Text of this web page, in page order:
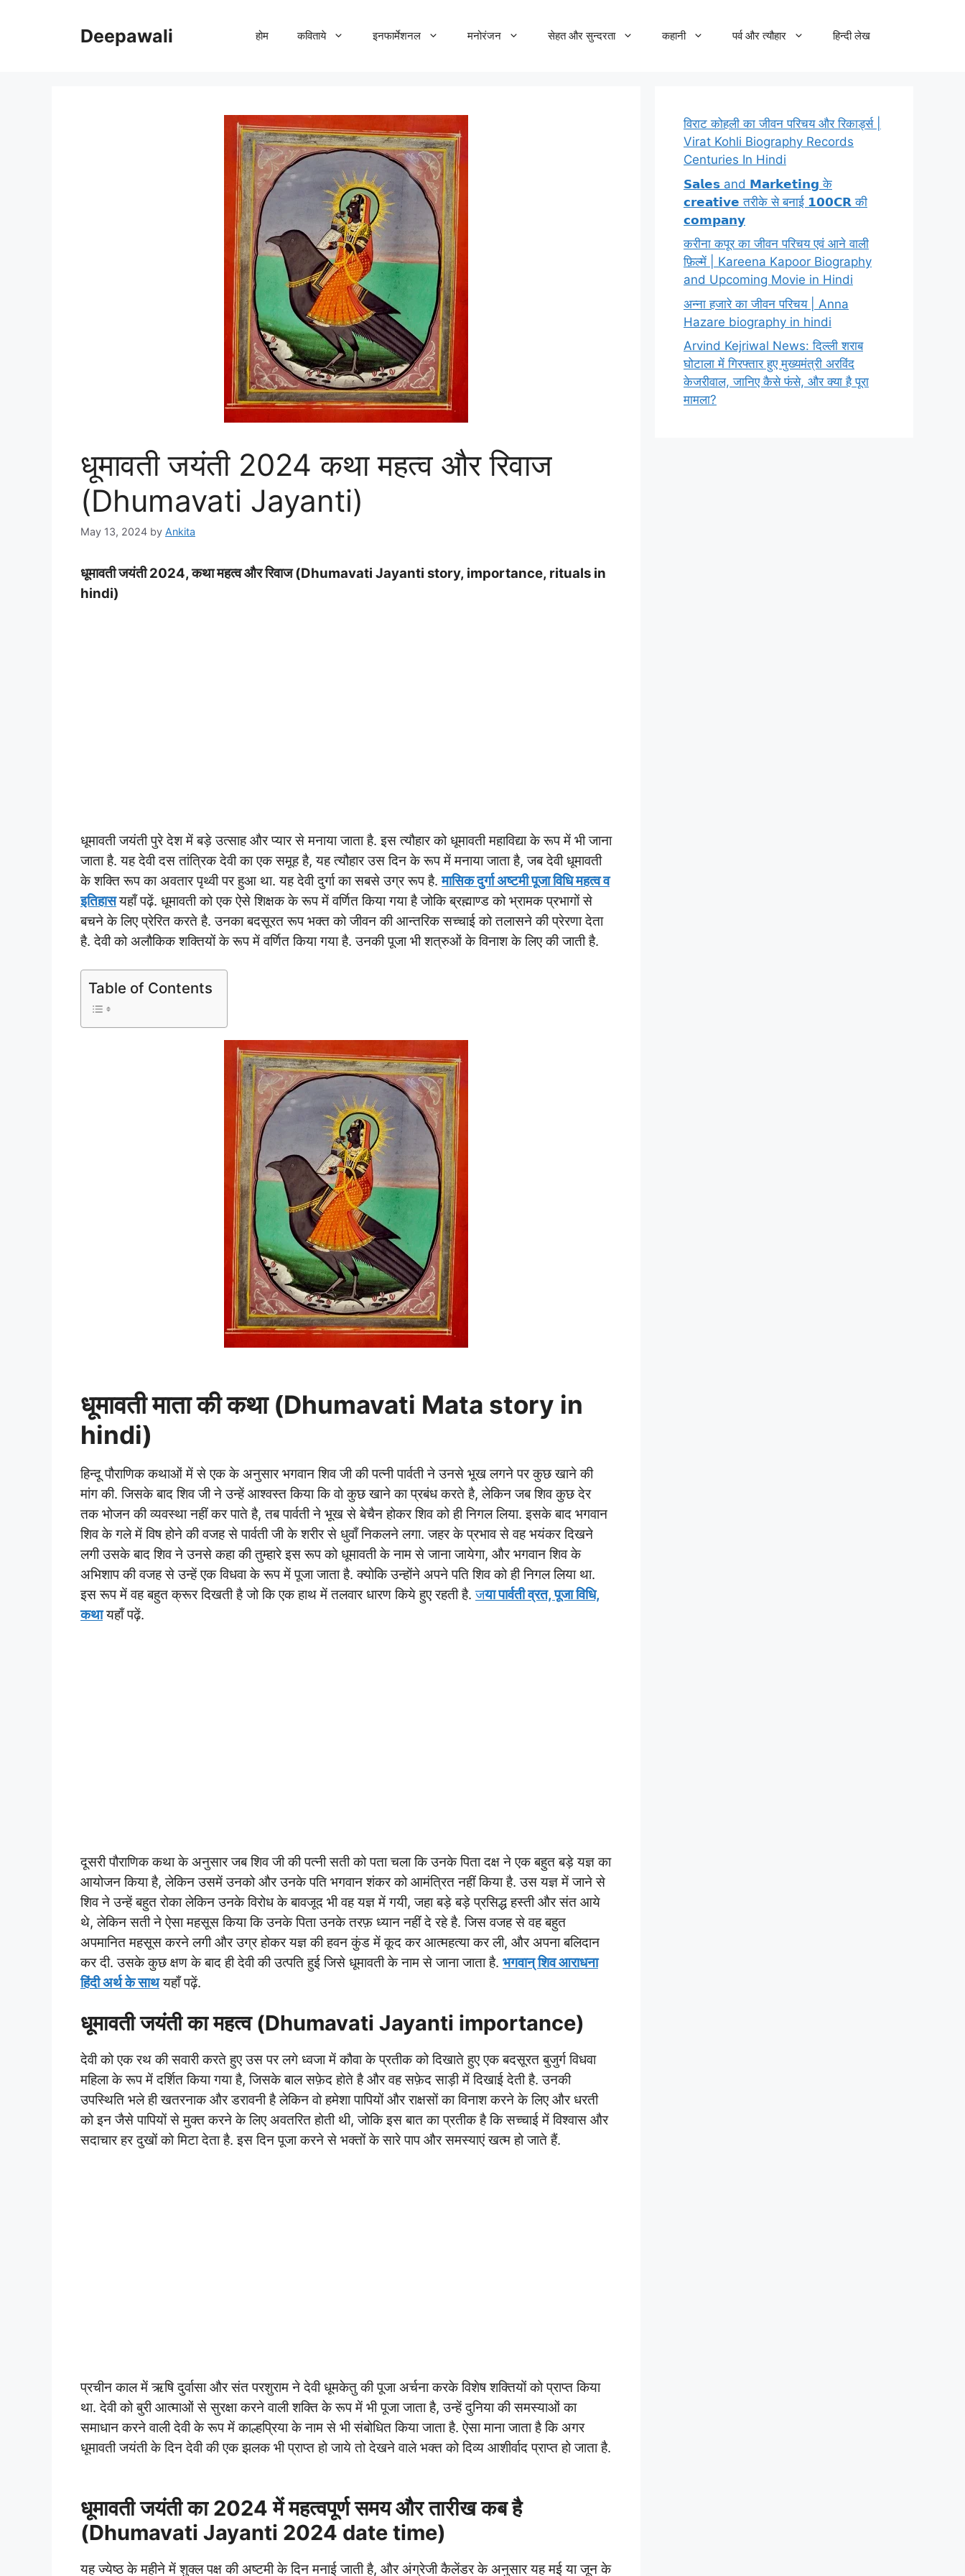
Deepawali होम कविताये इनफार्मेशनल मनोरंजन सेहत और सुन्दरता कहानी पर्व और त्यौहार हिन्दी लेख
धूमावती जयंती 2024 कथा महत्व और रिवाज
(Dhumavati Jayanti)
May 13, 2024 by Ankita
धूमावती जयंती 2024, कथा महत्व और रिवाज (Dhumavati Jayanti story, importance, rituals in
hindi)
धूमावती जयंती पुरे देश में बड़े उत्साह और प्यार से मनाया जाता है. इस त्यौहार को धूमावती महाविद्या के रूप में भी जाना
जाता है. यह देवी दस तांत्रिक देवी का एक समूह है, यह त्यौहार उस दिन के रूप में मनाया जाता है, जब देवी धूमावती
के शक्ति रूप का अवतार पृथ्वी पर हुआ था. यह देवी दुर्गा का सबसे उग्र रूप है.मासिक दुर्गा अष्टमी पूजा विधि महत्व व
इतिहासयहाँ पढ़ें. धूमावती को एक ऐसे शिक्षक के रूप में वर्णित किया गया है जोकि ब्रह्माण्ड को भ्रामक प्रभागों से
बचने के लिए प्रेरित करते है. उनका बदसूरत रूप भक्त को जीवन की आन्तरिक सच्चाई को तलासने की प्रेरणा देता
है. देवी को अलौकिक शक्तियों के रूप में वर्णित किया गया है. उनकी पूजा भी शत्रुओं के विनाश के लिए की जाती है.
Table of Contents
धूमावती माता की कथा (Dhumavati Mata story in
hindi)
हिन्दू पौराणिक कथाओं में से एक के अनुसार भगवान शिव जी की पत्नी पार्वती ने उनसे भूख लगने पर कुछ खाने की
मांग की. जिसके बाद शिव जी ने उन्हें आश्वस्त किया कि वो कुछ खाने का प्रबंध करते है, लेकिन जब शिव कुछ देर
तक भोजन की व्यवस्था नहीं कर पाते है, तब पार्वती ने भूख से बेचैन होकर शिव को ही निगल लिया. इसके बाद भगवान
शिव के गले में विष होने की वजह से पार्वती जी के शरीर से धुवाँ निकलने लगा. जहर के प्रभाव से वह भयंकर दिखने
लगी उसके बाद शिव ने उनसे कहा की तुम्हारे इस रूप को धूमावती के नाम से जाना जायेगा, और भगवान शिव के
अभिशाप की वजह से उन्हें एक विधवा के रूप में पूजा जाता है. क्योकि उन्होंने अपने पति शिव को ही निगल लिया था.
इस रूप में वह बहुत क्रूर दिखती है जो कि एक हाथ में तलवार धारण किये हुए रहती है.जया पार्वती व्रत, पूजा विधि,
कथायहाँ पढ़ें.
दूसरी पौराणिक कथा के अनुसार जब शिव जी की पत्नी सती को पता चला कि उनके पिता दक्ष ने एक बहुत बड़े यज्ञ का
आयोजन किया है, लेकिन उसमें उनको और उनके पति भगवान शंकर को आमंत्रित नहीं किया है. उस यज्ञ में जाने से
शिव ने उन्हें बहुत रोका लेकिन उनके विरोध के बावजूद भी वह यज्ञ में गयी, जहा बड़े बड़े प्रसिद्ध हस्ती और संत आये
थे, लेकिन सती ने ऐसा महसूस किया कि उनके पिता उनके तरफ़ ध्यान नहीं दे रहे है. जिस वजह से वह बहुत
अपमानित महसूस करने लगी और उग्र होकर यज्ञ की हवन कुंड में कूद कर आत्महत्या कर ली, और अपना बलिदान
कर दी. उसके कुछ क्षण के बाद ही देवी की उत्पति हुई जिसे धूमावती के नाम से जाना जाता है. भगवान् शिव आराधना
हिंदी अर्थ के साथयहाँ पढ़ें.
धूमावती जयंती का महत्व (Dhumavati Jayanti importance)
देवी को एक रथ की सवारी करते हुए उस पर लगे ध्वजा में कौवा के प्रतीक को दिखाते हुए एक बदसूरत बुजुर्ग विधवा
महिला के रूप में दर्शित किया गया है, जिसके बाल सफ़ेद होते है और वह सफ़ेद साड़ी में दिखाई देती है. उनकी
उपस्थिति भले ही खतरनाक और डरावनी है लेकिन वो हमेशा पापियों और राक्षसों का विनाश करने के लिए और धरती
को इन जैसे पापियों से मुक्त करने के लिए अवतरित होती थी, जोकि इस बात का प्रतीक है कि सच्चाई में विश्वास और
सदाचार हर दुखों को मिटा देता है. इस दिन पूजा करने से भक्तों के सारे पाप और समस्याएं खत्म हो जाते हैं.
प्रचीन काल में ऋषि दुर्वासा और संत परशुराम ने देवी धूमकेतु की पूजा अर्चना करके विशेष शक्तियों को प्राप्त किया
था. देवी को बुरी आत्माओं से सुरक्षा करने वाली शक्ति के रूप में भी पूजा जाता है, उन्हें दुनिया की समस्याओं का
समाधान करने वाली देवी के रूप में काल्हप्रिया के नाम से भी संबोधित किया जाता है. ऐसा माना जाता है कि अगर
धूमावती जयंती के दिन देवी की एक झलक भी प्राप्त हो जाये तो देखने वाले भक्त को दिव्य आशीर्वाद प्राप्त हो जाता है.
धूमावती जयंती का 2024 में महत्वपूर्ण समय और तारीख कब है
(Dhumavati Jayanti 2024 date time)
यह ज्येष्ठ के महीने में शुक्ल पक्ष की अष्टमी के दिन मनाई जाती है, और अंग्रेजी कैलेंडर के अनुसार यह मई या जून के
विराट कोहली का जीवन परिचय और रिकार्ड्स |
Virat Kohli Biography Records
Centuries In Hindi
𝗦𝗮𝗹𝗲𝘀 and 𝗠𝗮𝗿𝗸𝗲𝘁𝗶𝗻𝗴 के
𝗰𝗿𝗲𝗮𝘁𝗶𝘃𝗲 तरीके से बनाई 𝟭𝟬𝟬𝗖𝗥 की
𝗰𝗼𝗺𝗽𝗮𝗻𝘆
करीना कपूर का जीवन परिचय एवं आने वाली
फ़िल्में | Kareena Kapoor Biography
and Upcoming Movie in Hindi
अन्ना हजारे का जीवन परिचय | Anna
Hazare biography in hindi
Arvind Kejriwal News: दिल्ली शराब
घोटाला में गिरफ्तार हुए मुख्यमंत्री अरविंद
केजरीवाल, जानिए कैसे फंसे, और क्या है पूरा
मामला?